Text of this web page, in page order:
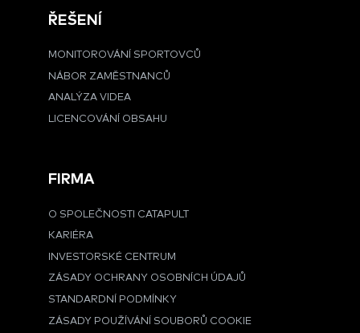
ŘEŠENÍ
MONITOROVÁNÍ SPORTOVCŮ
NÁBOR ZAMĚSTNANCŮ
ANALÝZA VIDEA
LICENCOVÁNÍ OBSAHU
FIRMA
O SPOLEČNOSTI CATAPULT
KARIÉRA
INVESTORSKÉ CENTRUM
ZÁSADY OCHRANY OSOBNÍCH ÚDAJŮ
STANDARDNÍ PODMÍNKY
ZÁSADY POUŽÍVÁNÍ SOUBORŮ COOKIE